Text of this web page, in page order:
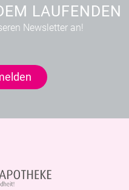
LAUFENDEN
Newsletter an!